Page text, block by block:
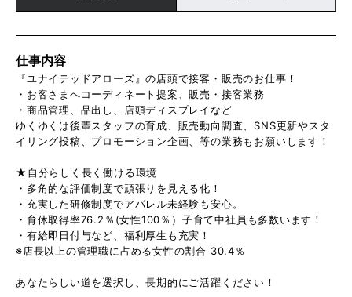
仕事内容
『ユナイテッドアローズ』の店頭で接客・販売のお仕事！
・お客さまへコーディネート提案、販売・接客業務
・商品管理、品出し、店頭ディスプレイなど
ゆくゆくは後輩スタッフの育成、販売動向調査、SNS更新やスタ
イリング投稿、プロモーション企画、等の業務もお願いします！
★自分らしく長く働ける環境
・多角的な評価制度で頑張りを見える化！
・充実した研修制度でアパレル未経験も安心。
・育休取得率76.2％(女性100％）子育て中社員も多数います！
・有給即日付与など、福利厚生も充実！
※店長以上の管理職に占める女性の割合 30.4％
あなたらしい道を選択し、長期的にご活躍ください！